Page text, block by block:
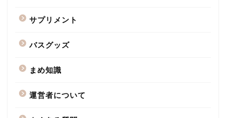
サプリメント
バスグッズ
まめ知識
運営者について